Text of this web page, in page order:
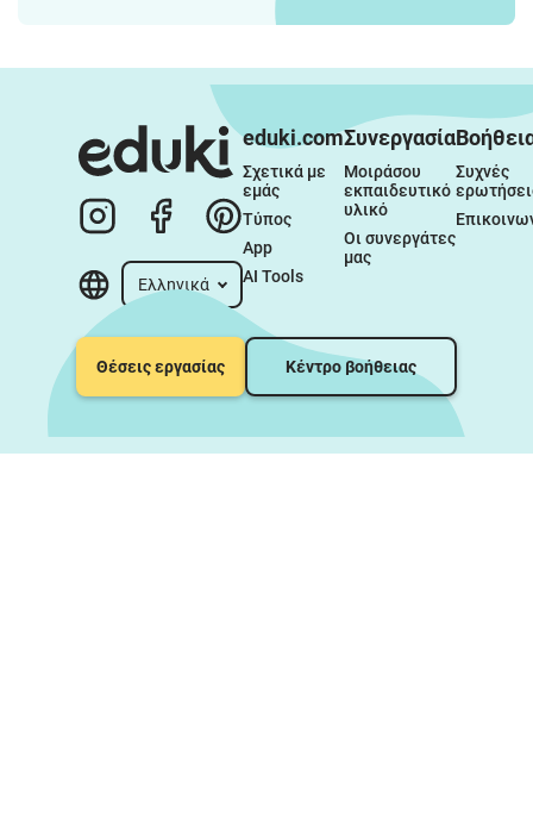
Ελληνικά
eduki.com
Σχετικά με
εμάς
Τύπος
App
AI Tools
Συνεργασία
Μοιράσου
εκπαιδευτικό
υλικό
Οι συνεργάτες
μας
Συχνές
Θέσεις εργασίας Κέντρο βοήθειας